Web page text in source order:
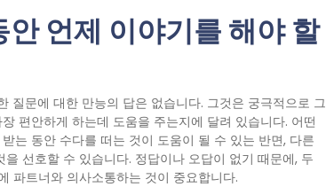
언제 이야기를 해야 할
질문에 대한 만능의 답은 없습니다. 그것은 궁극적으로 그
편안하게 하는데 도움을 주는지에 달려 있습니다. 어떤
는 동안 수다를 떠는 것이 도움이 될 수 있는 반면, 다른
선호할 수 있습니다. 정답이나 오답이 없기 때문에, 두
파트너와 의사소통하는 것이 중요합니다.